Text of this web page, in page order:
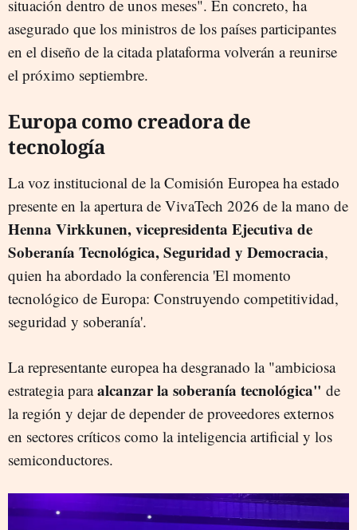
situación dentro de unos meses". En concreto, ha
asegurado que los ministros de los países participantes
en el diseño de la citada plataforma volverán a reunirse
el próximo septiembre.
Europa como creadora de
tecnología
La voz institucional de la Comisión Europea ha estado
presente en la apertura de VivaTech 2026 de la mano de
Henna Virkkunen, vicepresidenta Ejecutiva de
Soberanía Tecnológica, Seguridad y Democracia,
quien ha abordado la conferencia 'El momento
tecnológico de Europa: Construyendo competitividad,
seguridad y soberanía'.
La representante europea ha desgranado la "ambiciosa
estrategia paraalcanzar la soberanía tecnológica" de
la región y dejar de depender de proveedores externos
en sectores críticos como la inteligencia artificial y los
semiconductores.